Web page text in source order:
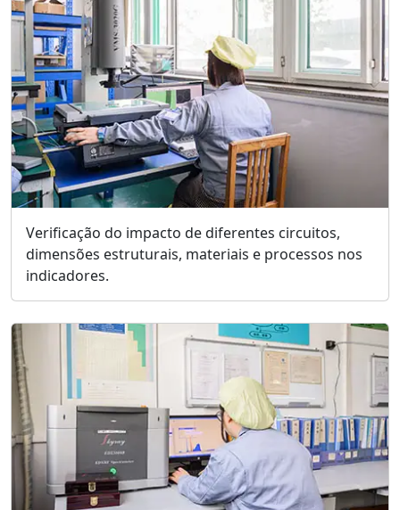
Verificação do impacto de diferentes circuitos,
dimensões estruturais, materiais e processos nos
indicadores.